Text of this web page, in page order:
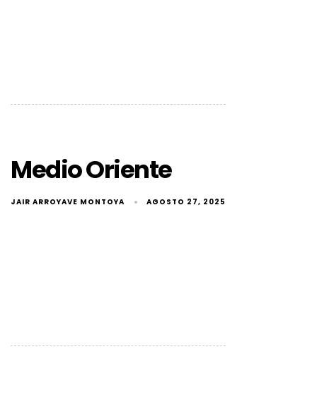
Medio Oriente
JAIR ARROYAVE MONTOYA AGOSTO 27, 2025